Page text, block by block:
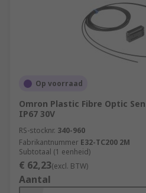
Op voorraad
Omron Plastic Fibre Optic
IP67 30V
RS-stocknr. 340-960
Fabrikantnummer E32-TC200 2M
Subtotaal (1 eenheid)
€ 62,23(excl. BTW)
Aantal